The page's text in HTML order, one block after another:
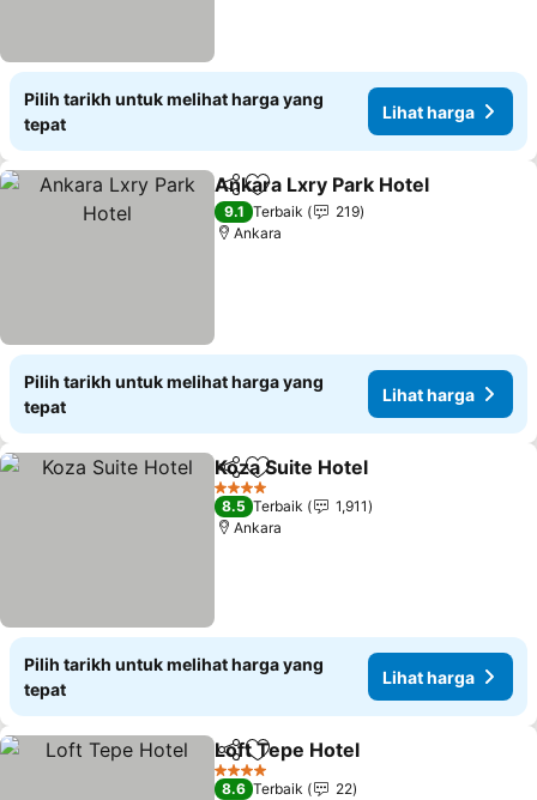
Pilih tarikh untuk melihat harga yang
tepat
Lihat harga
KongsiTambah ke favorit
Ankara Lxry Park Hotel
9.1 Terbaik
219
Ankara
Pilih tarikh untuk melihat harga yang
tepat
Lihat harga
KongsiTambah ke favorit
Koza Suite Hotel
4 Bintang
8.5 Terbaik
1,911
Ankara
Pilih tarikh untuk melihat harga yang
tepat
Lihat harga
KongsiTambah ke favorit
Loft Tepe Hotel
4 Bintang
8.6 Terbaik
22